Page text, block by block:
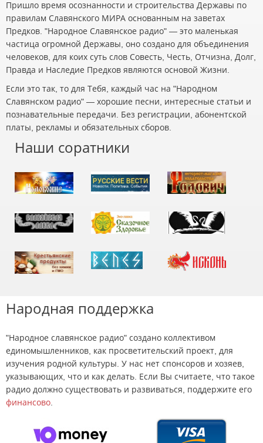
Пришло время осознанности и строительства Державы по
правилам Славянского МИРА основанным на заветах
Предков. "Народное Славянское радио" — это маленькая
частица огромной Державы, оно создано для объединения
человеков, для коих суть слов Совесть, Честь, Отчизна, Долг,
Правда и Наследие Предков являются основой Жизни.
Если это так, то для Тебя, каждый час на "Народном
Славянском радио" — хорошие песни, интересные статьи и
познавательные передачи. Без регистрации, абонентской
платы, рекламы и обязательных сборов.
Наши соратники
Народная поддержка
"Народное славянское радио" создано коллективом
единомышленников, как просветительский проект, для
изучения родной культуры. У нас нет спонсоров и хозяев,
указывающих, что и как делать. Если Вы считаете, что такое
радио должно существовать и развиваться, поддержите его
финансово